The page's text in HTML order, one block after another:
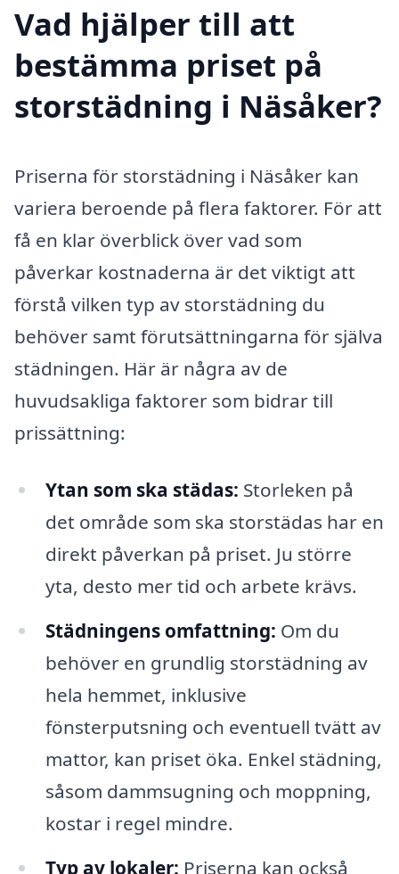
Vad hjälper till att
bestämma priset på
storstädning i Näsåker?
Priserna för storstädning i Näsåker kan
variera beroende på flera faktorer. För att
få en klar överblick över vad som
påverkar kostnaderna är det viktigt att
förstå vilken typ av storstädning du
behöver samt förutsättningarna för själva
städningen. Här är några av de
huvudsakliga faktorer som bidrar till
prissättning:
Ytan som ska städas: Storleken på
det område som ska storstädas har en
direkt påverkan på priset. Ju större
yta, desto mer tid och arbete krävs.
Städningens omfattning: Om du
behöver en grundlig storstädning av
hela hemmet, inklusive
fönsterputsning och eventuell tvätt av
mattor, kan priset öka. Enkel städning,
såsom dammsugning och moppning,
kostar i regel mindre.
Typ av lokaler: Priserna kan också